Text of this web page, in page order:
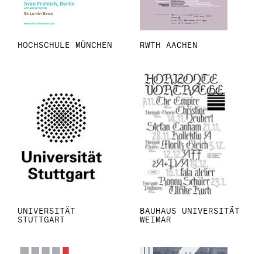
HOCHSCHULE MÜNCHEN RWTH AACHEN
UNIVERSITÄT
STUTTGART
BAUHAUS UNIVERSITÄT
WEIMAR